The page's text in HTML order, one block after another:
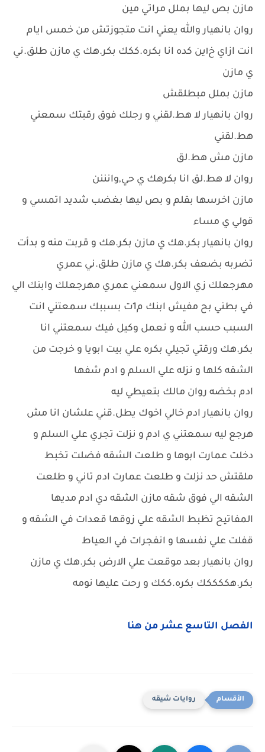
مازن بص ليها بملل مراتي مين
روان بانهيار والله يعني انت متجوزتش من خمس ايام
انت ازاي خ١ين كده انا بكره.ككك بكر.هك ي مازن طلق.ني
ي مازن
مازن بملل مبطلقش
روان بانهيار لا هط.لقني و رجلك فوق رقبتك سمعني
هط.لقني
مازن مش هط.لق
روان لا هط.لق انا بكرهك ي حي,وانننن
مازن اخرسها بقلم و بص ليها بغضب شديد اتمسي و
قولي ي مساء
روان بانهيار بكر.هك ي مازن بكر.هك و قربت منه و بدأت
تضربه بضعف بكر.هك ي مازن طلق.ني عمري
مهرجعلك زي الاول سمعني عمري مهرجعلك وابنك الي
في بطني بح مفيش ابنك م1ت بسببك سمعتني انت
السبب حسب الله و نعمل وكيل فيك سمعتني انا
بكر.هك ورقتي تجيلي بكره علي بيت ابويا و خرجت من
الشقه كلها و نزله علي السلم و ادم شفها
ادم بخضه روان مالك بتعيطي ليه
روان بانهيار ادم خالي اخوك يطل.قني علشان انا مش
هرجع ليه سمعتني ي ادم و نزلت تجري علي السلم و
دخلت عمارت ابوها و طلعت الشقه فضلت تخبط
ملقتش حد نزلت و طلعت عمارت ادم تاني و طلعت
الشقه الي فوق شقه مازن الشقه دي ادم مديها
المفاتيح تظبط الشقه علي زوقها قعدات في الشقه و
قفلت علي نفسها و انفجرات في العياط
روان بانهيار بعد موقعت علي الارض بكر.هك ي مازن
بكر.هككككك بكره.ككك و رحت عليها نومه
الفصل التاسع عشر من هنا
روايات شيقه